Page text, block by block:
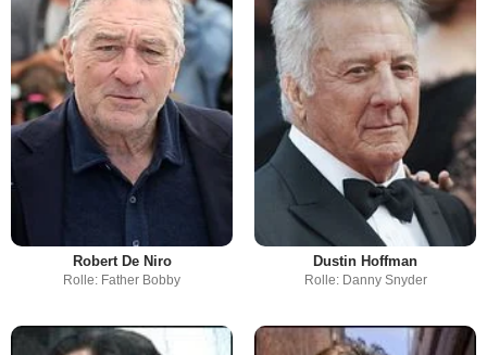
Robert De Niro
Rolle: Father Bobby
Dustin Hoffman
Rolle: Danny Snyder